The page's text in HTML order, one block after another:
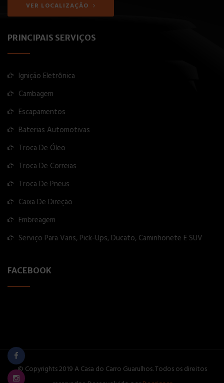
VER LOCALIZAÇÃO
PRINCIPAIS SERVIÇOS
Ignição Eletrônica
Cambagem
Escapamentos
Baterias Automotivas
Troca De Óleo
Troca De Correias
Troca De Pneus
Caixa De Direção
Embreagem
Serviço Para Vans, Pick-Ups, Ducato, Caminhonete E SUV
FACEBOOK
© Copyrights 2019 A Casa do Carro Guarulhos. Todos os direitos